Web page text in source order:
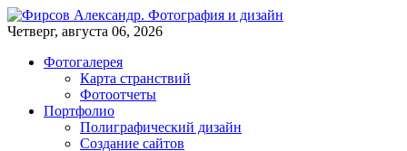
Четверг, августа 06, 2026
Фотогалерея
Карта странствий
Фотоотчеты
Портфолио
Полиграфический дизайн
Создание сайтов